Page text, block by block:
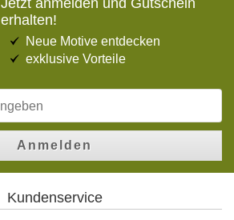
Jetzt anmelden und Gutschein
erhalten!
Neue Motive entdecken
exklusive Vorteile
Anmelden
Kundenservice